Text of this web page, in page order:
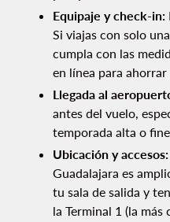
Equipaje y check-in:
Si viajas con solo
cumpla con las
en línea para
Llegada al
antes del vuelo,
temporada alta o
Ubicación y accesos:
Guadalajara es
tu sala de salida y
la Terminal 1 (la más